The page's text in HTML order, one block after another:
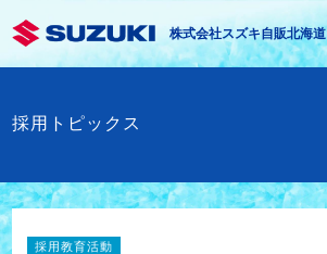
株式会社スズキ自販北海道
採用トピックス
採用教育活動